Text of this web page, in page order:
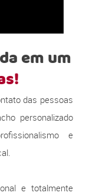
em um
das pessoas
personalizado
e
e totalmente